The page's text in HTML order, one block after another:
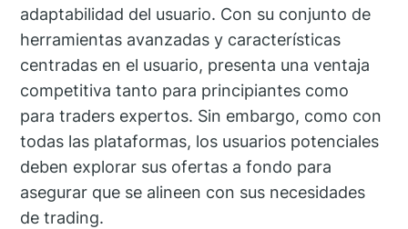
adaptabilidad del usuario. Con su conjunto de
herramientas avanzadas y características
centradas en el usuario, presenta una ventaja
competitiva tanto para principiantes como
para traders expertos. Sin embargo, como con
todas las plataformas, los usuarios potenciales
deben explorar sus ofertas a fondo para
asegurar que se alineen con sus necesidades
de trading.